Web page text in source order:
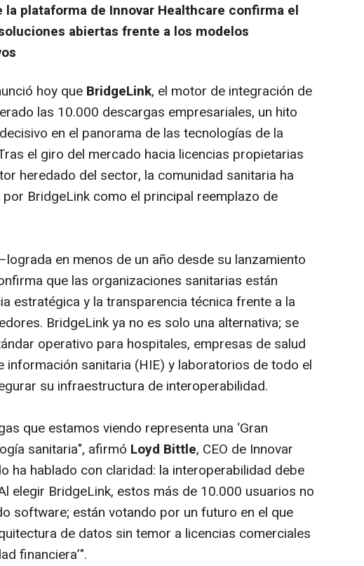
la plataforma de Innovar Healthcare confirma el
abiertas frente a los modelos
hoy que BridgeLink, el motor de integración de
las 10.000 descargas empresariales, un hito
en el panorama de las tecnologías de la
el giro del mercado hacia licencias propietarias
heredado del sector, la comunidad sanitaria ha
BridgeLink como el principal reemplazo de
en menos de un año desde su lanzamiento
que las organizaciones sanitarias están
estratégica y la transparencia técnica frente a la
BridgeLink ya no es solo una alternativa; se
operativo para hospitales, empresas de salud
información sanitaria (HIE) y laboratorios de todo el
su infraestructura de interoperabilidad.
que estamos viendo representa una ‘Gran
sanitaria", afirmó Loyd Bittle, CEO de Innovar
ha hablado con claridad: la interoperabilidad debe
elegir BridgeLink, estos más de 10.000 usuarios no
software; están votando por un futuro en el que
de datos sin temor a licencias comerciales
financiera’".